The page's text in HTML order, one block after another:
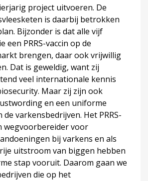
project uitvoeren. De
is daarbij betrokken
Bijzonder is dat alle vijf
een PRRS-vaccin op de
brengen, daar ook vrijwillig
Dat is geweldig, want zij
veel internationale kennis
Maar zij zijn ook
en een uniforme
varkensbedrijven. Het PRRS-
wegvoorbereider voor
bij varkens en als
uitstroom van biggen hebben
stap vooruit. Daarom gaan we
die op het